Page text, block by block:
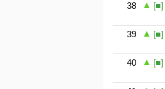
38 [■]
39 [■]
40 [■]